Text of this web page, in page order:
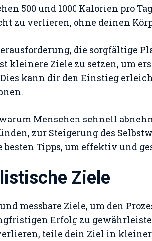
500 und 1000 Kalorien pro
zu verlieren, ohne deinen
die sorgfältige
kleinere Ziele zu setzen, um
kann dir den Einstieg
Menschen schnell
zur Steigerung des
besten Tipps, um effektiv und
Ziele
messbare Ziele, um den
Erfolg zu
teile dein Ziel in